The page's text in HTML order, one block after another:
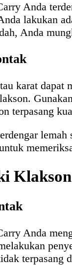
Anda
lakukan
Anda
karat dapat
terpasang
Anda
terpasang